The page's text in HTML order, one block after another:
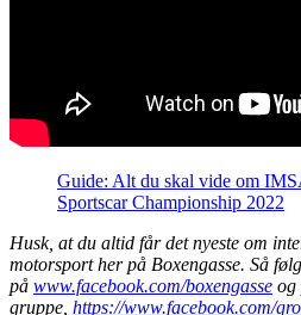
Guide: Alt du skal vide om
Sportscar Championship 2022
Husk, at du altid får det nyeste om
motorsport her på Boxengasse. Så
på www.facebook.com/boxengasse og
gruppe, https://www.facebook.com/